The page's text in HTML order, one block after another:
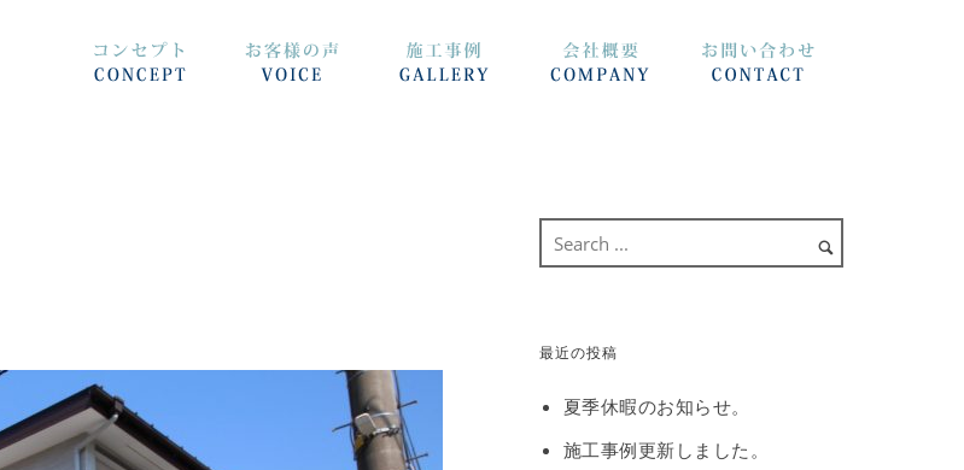
最近の投稿
夏季休暇のお知らせ。
施工事例更新しました。